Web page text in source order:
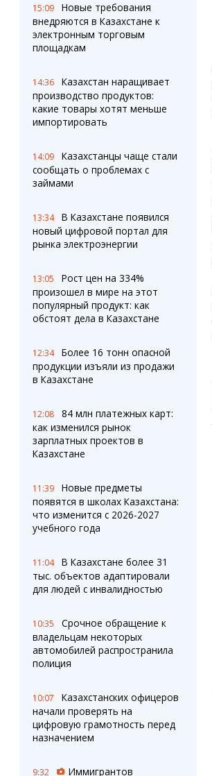
15:09
Новые требования
внедряются в Казахстане к
электронным торговым
площадкам
14:36
Казахстан наращивает
производство продуктов:
какие товары хотят меньше
импортировать
14:09
Казахстанцы чаще стали
сообщать о проблемах с
займами
13:34
В Казахстане появился
новый цифровой портал для
рынка электроэнергии
13:05
Рост цен на 334%
произошел в мире на этот
популярный продукт: как
обстоят дела в Казахстане
12:34
Более 16 тонн опасной
продукции изъяли из продажи
в Казахстане
12:08
84 млн платежных карт:
как изменился рынок
зарплатных проектов в
Казахстане
11:39
Новые предметы
появятся в школах Казахстана:
что изменится с 2026-2027
учебного года
11:04
В Казахстане более 31
тыс. объектов адаптировали
для людей с инвалидностью
10:35
Срочное обращение к
владельцам некоторых
автомобилей распространила
полиция
10:07
Казахстанских офицеров
начали проверять на
цифровую грамотность перед
назначением
9:32
Иммигрантов